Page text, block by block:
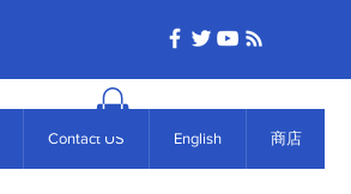
Contact US English 商店